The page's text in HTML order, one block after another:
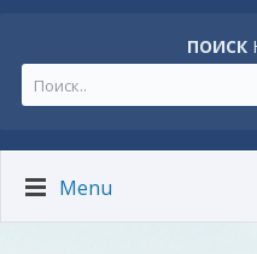
ПОИСК
Menu